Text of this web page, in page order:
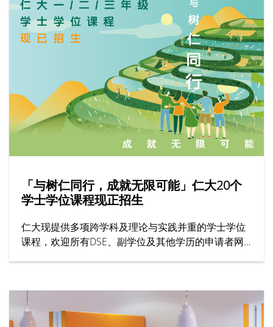
「与树仁同行，成就无限可能」仁大20个
学士学位课程现正招生
仁大现提供多项跨学科及理论与实践并重的学士学位
课程，欢迎所有DSE、副学位及其他学历的申请者网